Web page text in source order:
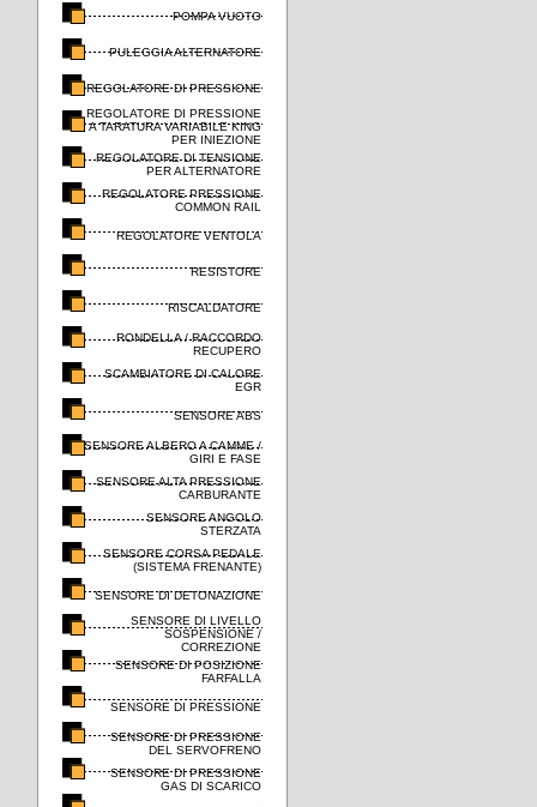
POMPA VUOTO
PULEGGIA ALTERNATORE
REGOLATORE DI PRESSIONE
REGOLATORE DI PRESSIONE
A TARATURA VARIABILE KING
PER INIEZIONE
REGOLATORE DI TENSIONE
PER ALTERNATORE
REGOLATORE PRESSIONE
COMMON RAIL
REGOLATORE VENTOLA
RESISTORE
RISCALDATORE
RONDELLA / RACCORDO
RECUPERO
SCAMBIATORE DI CALORE
EGR
SENSORE ABS
SENSORE ALBERO A CAMME /
GIRI E FASE
SENSORE ALTA PRESSIONE
CARBURANTE
SENSORE ANGOLO
STERZATA
SENSORE CORSA PEDALE
(SISTEMA FRENANTE)
SENSORE DI DETONAZIONE
SENSORE DI LIVELLO
SOSPENSIONE /
CORREZIONE
SENSORE DI POSIZIONE
FARFALLA
SENSORE DI PRESSIONE
SENSORE DI PRESSIONE
DEL SERVOFRENO
SENSORE DI PRESSIONE
GAS DI SCARICO